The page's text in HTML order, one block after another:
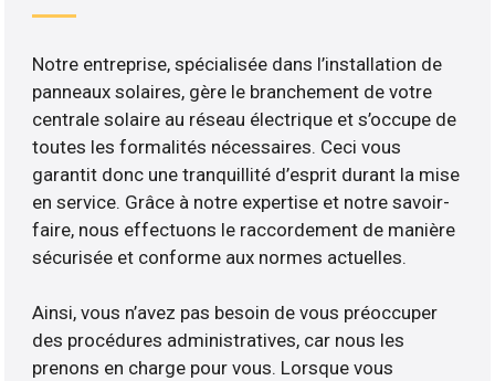
Notre entreprise, spécialisée dans l’installation de
panneaux solaires, gère le branchement de votre
centrale solaire au réseau électrique et s’occupe de
toutes les formalités nécessaires. Ceci vous
garantit donc une tranquillité d’esprit durant la mise
en service. Grâce à notre expertise et notre savoir-
faire, nous effectuons le raccordement de manière
sécurisée et conforme aux normes actuelles.
Ainsi, vous n’avez pas besoin de vous préoccuper
des procédures administratives, car nous les
prenons en charge pour vous. Lorsque vous